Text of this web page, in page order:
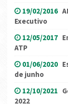
19/02/2016
Executivo
12/05/2017
ATP
01/06/2020
de junho
12/10/2021
2022